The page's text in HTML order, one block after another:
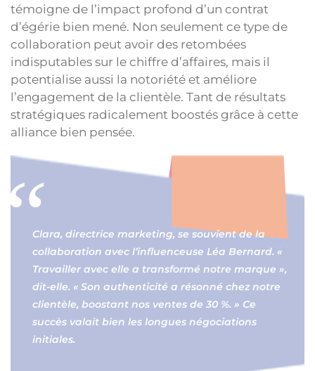
témoigne de l’impact profond d’un contrat
d’égérie bien mené. Non seulement ce type de
collaboration peut avoir des retombées
indisputables sur le chiffre d’affaires, mais il
potentialise aussi la notoriété et améliore
l’engagement de la clientèle. Tant de résultats
stratégiques radicalement boostés grâce à cette
alliance bien pensée.
Clara, directrice marketing, se souvient de la
collaboration avec l’influenceuse Léa Bernard. «
Travailler avec elle a transformé notre marque »,
dit-elle. « Son authenticité a résonné chez notre
clientèle, boostant nos ventes de 30 %. » Ce
succès valait bien les longues négociations
initiales.